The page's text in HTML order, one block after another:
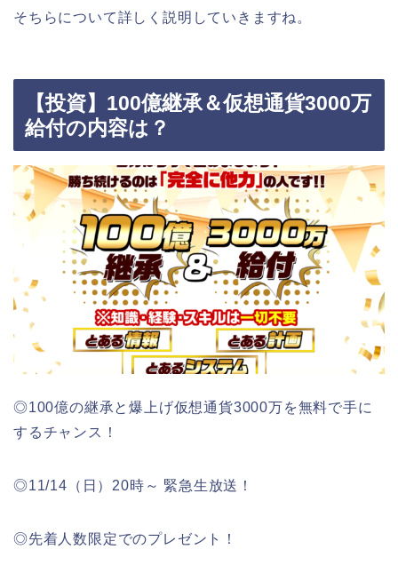
そちらについて詳しく説明していきますね。
【投資】100億継承＆仮想通貨3000万
給付の内容は？
◎100億の継承と爆上げ仮想通貨3000万を無料で手に
するチャンス！
◎11/14（日）20時～ 緊急生放送！
◎先着人数限定でのプレゼント！